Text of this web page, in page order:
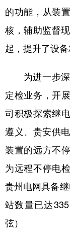
的功能，从装
核，辅助监督
起，提升了设备
为进一步深
定检业务，开
司积极探索继
遵义、贵安供
装置的远方不
为远程不停电
贵州电网具备
站数量已达
弦）